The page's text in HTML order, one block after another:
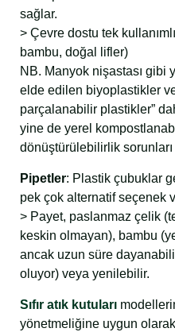
sağlar.
> Çevre dostu tek
bambu, doğal lifler)
NB. Manyok nişastası
elde edilen biyoplastikler
parçalanabilir plastikler”
yine de yerel
dönüştürülebilirlik
Pipetler: Plastik çubuklar
pek çok alternatif seçenek
> Payet, paslanmaz çelik
keskin olmayan), bambu
ancak uzun süre
oluyor) veya yenilebilir.
Sıfır atık kutuları
yönetmeliğine uygun